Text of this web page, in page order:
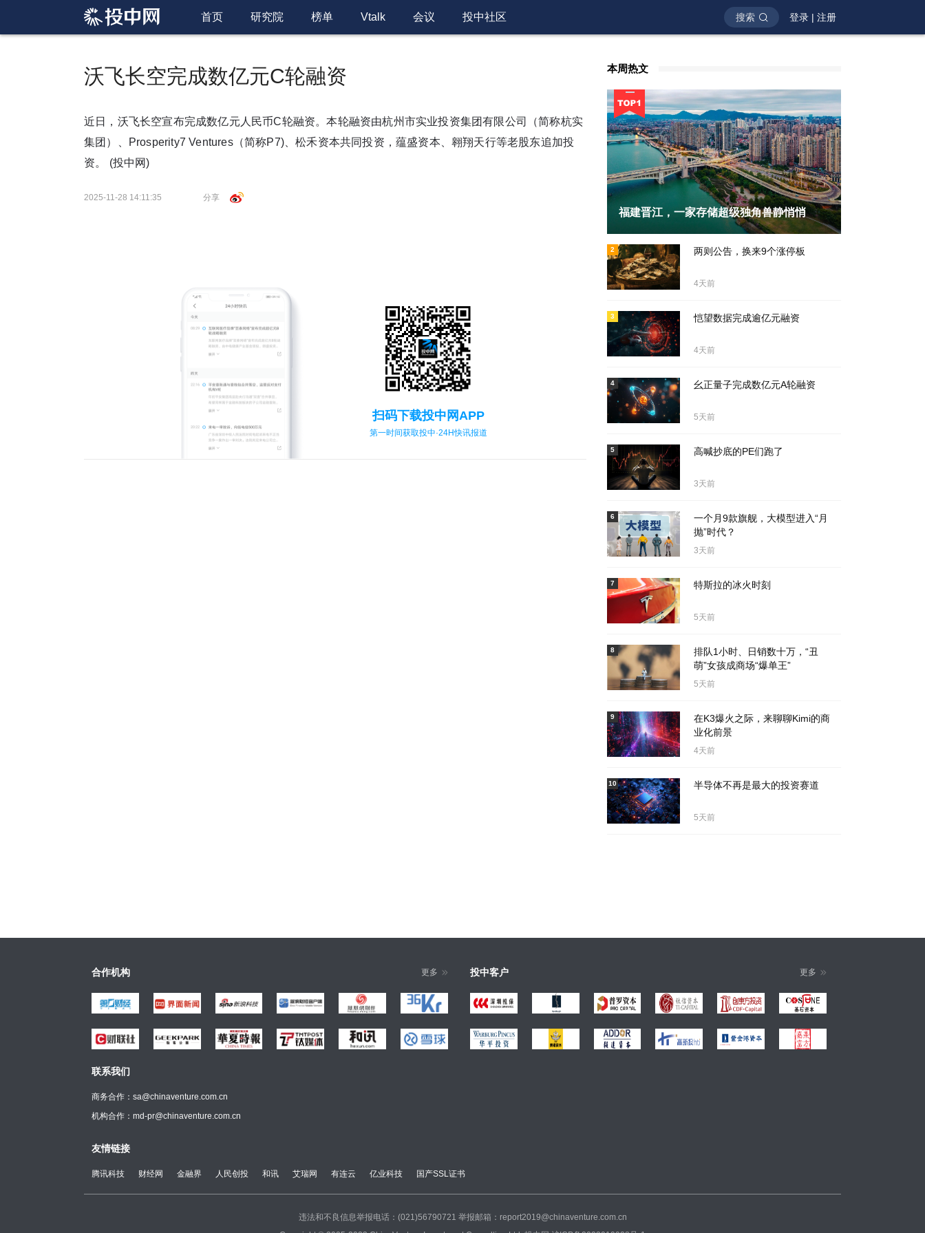
首页 研究院 榜单 Vtalk 会议 投中社区 搜索 登录 | 注册
沃飞长空完成数亿元C轮融资
近日，沃飞长空宣布完成数亿元人民币C轮融资。本轮融资由杭州市实业投资集团有限公司（简称杭实
集团）、Prosperity7 Ventures（简称P7)、松禾资本共同投资，蕴盛资本、翱翔天行等老股东追加投
资。 (投中网)
2025-11-28 14:11:35 分享
扫码下载投中网APP
第一时间获取投中·24H快讯报道
本周热文
福建晋江，一家存储超级独角兽静悄悄
6天前 两则公告，换来9个涨停板
4天前
2
恺望数据完成逾亿元融资
4天前
3
幺正量子完成数亿元A轮融资
5天前
4
高喊抄底的PE们跑了
3天前
5
一个月9款旗舰，大模型进入“月
抛”时代？
3天前
6
特斯拉的冰火时刻
5天前
7
排队1小时、日销数十万，“丑
萌”女孩成商场“爆单王”
5天前
8
在K3爆火之际，来聊聊Kimi的商
业化前景
4天前
9
半导体不再是最大的投资赛道
5天前
10
合作机构 更多 投中客户 更多
联系我们
商务合作：sa@chinaventure.com.cn
机构合作：md-pr@chinaventure.com.cn
友情链接
腾讯科技 财经网 金融界 人民创投 和讯 艾瑞网 有连云 亿业科技 国产SSL证书
违法和不良信息举报电话：(021)56790721 举报邮箱：report2019@chinaventure.com.cn